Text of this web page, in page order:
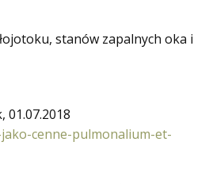
stanów zapalnych oka i
01.07.2018
cenne-pulmonalium-et-